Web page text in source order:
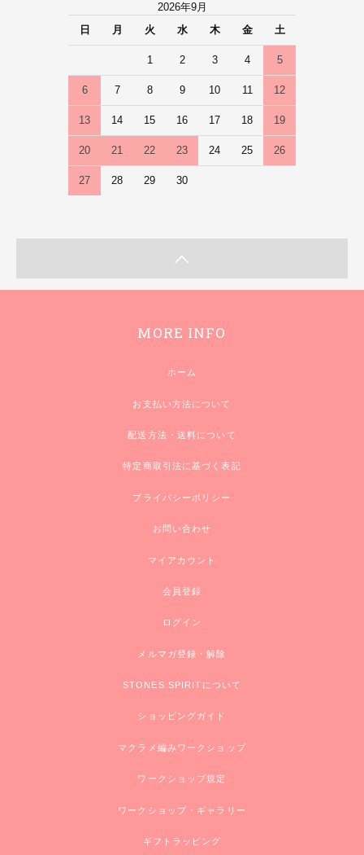
2026年9月
日
月 火 水 木 金 土
1 2 3 4 5
6 7 8 9 10 11 12
13 14 15 16 17 18 19
20 21 22 23 24 25 26
27 28 29 30
MORE INFO
ホーム
お支払い方法について
配送方法・送料について
特定商取引法に基づく表記
プライバシーポリシー
お問い合わせ
マイアカウント
会員登録
ログイン
メルマガ登録・解除
STONES SPIRITについて
ショッピングガイド
マクラメ編みワークショップ
ワークショップ規定
ワークショップ・ギャラリー
ギフトラッピング